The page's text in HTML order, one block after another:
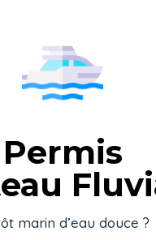
Permis
marin d’eau douce ?